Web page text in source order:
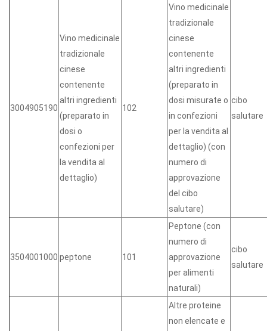
3004905190
Vino medicinale
tradizionale
cinese
contenente
altri ingredienti
(preparato in
dosi o
confezioni per
la vendita al
dettaglio)
102
Vino medicinale
tradizionale
cinese
contenente
altri ingredienti
(preparato in
dosi misurate o
in confezioni
per la vendita al
dettaglio) (con
numero di
approvazione
del cibo
salutare)
cibo
salutare
3504001000 peptone 101
Peptone (con
numero di
approvazione
per alimenti
naturali)
cibo
salutare
Altre proteine
non elencate e